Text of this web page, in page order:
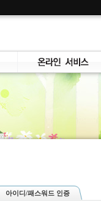
아이디/패스워드 인증